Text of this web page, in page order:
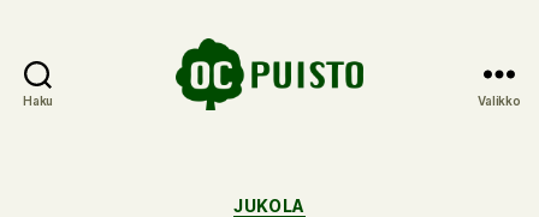
Haku Valikko
Kategoriat
JUKOLA